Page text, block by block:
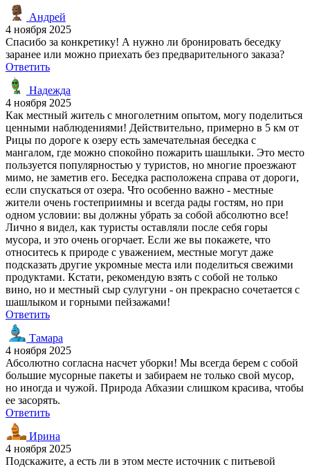
Андрей
4 ноября 2025
Спасибо за конкретику! А нужно ли бронировать беседку
заранее или можно приехать без предварительного заказа?
Ответить
Надежда
4 ноября 2025
Как местный житель с многолетним опытом, могу поделиться
ценными наблюдениями! Действительно, примерно в 5 км от
Рицы по дороге к озеру есть замечательная беседка с
мангалом, где можно спокойно пожарить шашлыки. Это место
пользуется популярностью у туристов, но многие проезжают
мимо, не заметив его. Беседка расположена справа от дороги,
если спускаться от озера. Что особенно важно - местные
жители очень гостеприимны и всегда рады гостям, но при
одном условии: вы должны убрать за собой абсолютно все!
Лично я видел, как туристы оставляли после себя горы
мусора, и это очень огорчает. Если же вы покажете, что
относитесь к природе с уважением, местные могут даже
подсказать другие укромные места или поделиться свежими
продуктами. Кстати, рекомендую взять с собой не только
вино, но и местный сыр сулугуни - он прекрасно сочетается с
шашлыком и горными пейзажами!
Ответить
Тамара
4 ноября 2025
Абсолютно согласна насчет уборки! Мы всегда берем с собой
большие мусорные пакеты и забираем не только свой мусор,
но иногда и чужой. Природа Абхазии слишком красива, чтобы
ее засорять.
Ответить
Ирина
4 ноября 2025
Подскажите, а есть ли в этом месте источник с питьевой